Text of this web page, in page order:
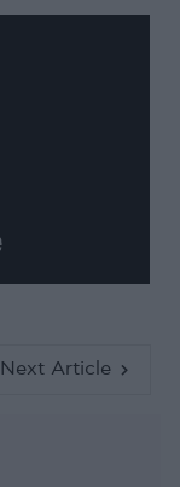
Next Article